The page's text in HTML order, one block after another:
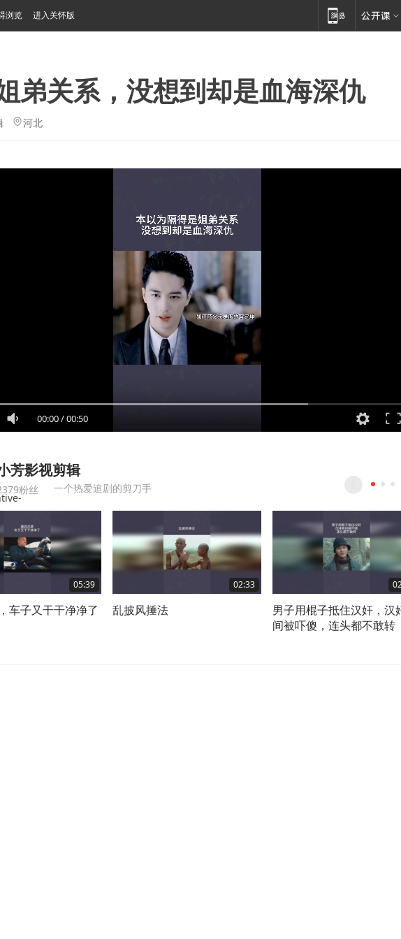
浏览 进入关怀版
弟关系，没想到却是血海深仇
河北
00:00/00:50
芳影视剪辑
粉丝 一个热爱追剧的剪刀手
05:39
车子又干干净净了
02:33
乱披风捶法
男子用棍子抵住汉奸，汉
间被吓傻，连头都不敢转